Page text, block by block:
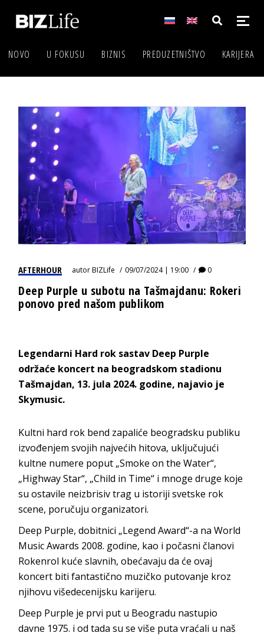
NOVO U FOKUSU BIZNIS PREDUZETNIŠTVO KARIJERA
AFTERHOUR autorBIZLife 09/07/2024 | 19:00 0
Deep Purple u subotu na Tašmajdanu: Rokeri
ponovo pred našom publikom
Legendarni Hard rok sastav Deep Purple
održaće koncert na beogradskom stadionu
Tašmajdan, 13. jula 2024. godine, najavio je
Skymusic.
Kultni hard rok bend zapaliće beogradsku publiku
izvođenjem svojih najvećih hitova, uključujući
kultne numere poput „Smoke on the Water“,
„Highway Star“, „Child in Time“ i mnoge druge koje
su ostavile neizbrisiv trag u istoriji svetske rok
scene, poručuju organizatori.
Deep Purple, dobitnici „Legend Award“-a na World
Music Awards 2008. godine, kao i počasni članovi
Rokenrol kuće slavnih, obećavaju da će ovaj
koncert biti fantastično muzičko putovanje kroz
njihovu višedecenijsku karijeru.
Deep Purple je prvi put u Beogradu nastupio
davne 1975. i od tada su se više puta vraćali u naš